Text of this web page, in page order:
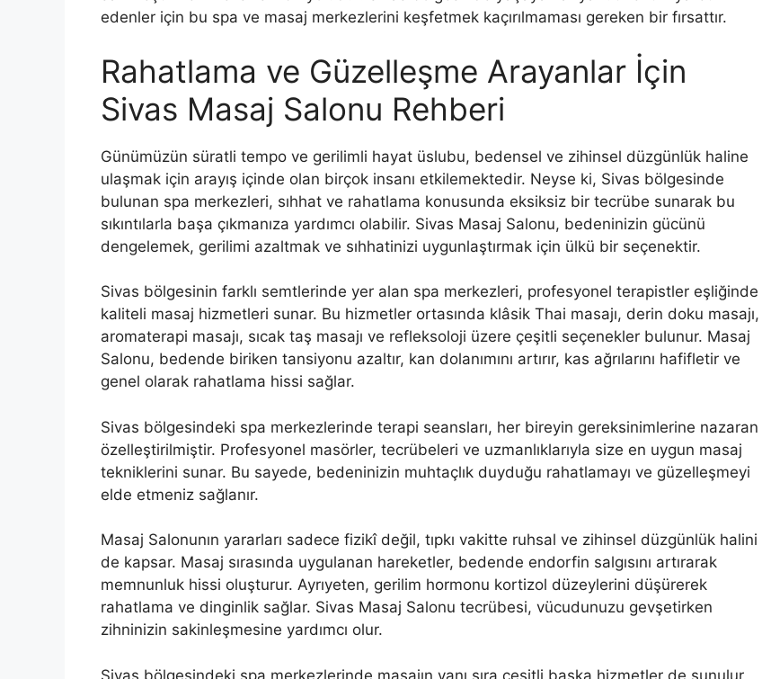
edenler için bu spa ve masaj merkezlerini keşfetmek kaçırılmaması gereken bir fırsattır.
Rahatlama ve Güzelleşme Arayanlar İçin
Sivas Masaj Salonu Rehberi
Günümüzün süratli tempo ve gerilimli hayat üslubu, bedensel ve zihinsel düzgünlük haline
ulaşmak için arayış içinde olan birçok insanı etkilemektedir. Neyse ki, Sivas bölgesinde
bulunan spa merkezleri, sıhhat ve rahatlama konusunda eksiksiz bir tecrübe sunarak bu
sıkıntılarla başa çıkmanıza yardımcı olabilir. Sivas Masaj Salonu, bedeninizin gücünü
dengelemek, gerilimi azaltmak ve sıhhatinizi uygunlaştırmak için ülkü bir seçenektir.
Sivas bölgesinin farklı semtlerinde yer alan spa merkezleri, profesyonel terapistler eşliğinde
kaliteli masaj hizmetleri sunar. Bu hizmetler ortasında klâsik Thai masajı, derin doku masajı,
aromaterapi masajı, sıcak taş masajı ve refleksoloji üzere çeşitli seçenekler bulunur. Masaj
Salonu, bedende biriken tansiyonu azaltır, kan dolanımını artırır, kas ağrılarını hafifletir ve
genel olarak rahatlama hissi sağlar.
Sivas bölgesindeki spa merkezlerinde terapi seansları, her bireyin gereksinimlerine nazaran
özelleştirilmiştir. Profesyonel masörler, tecrübeleri ve uzmanlıklarıyla size en uygun masaj
tekniklerini sunar. Bu sayede, bedeninizin muhtaçlık duyduğu rahatlamayı ve güzelleşmeyi
elde etmeniz sağlanır.
Masaj Salonunın yararları sadece fizikî değil, tıpkı vakitte ruhsal ve zihinsel düzgünlük halini
de kapsar. Masaj sırasında uygulanan hareketler, bedende endorfin salgısını artırarak
memnunluk hissi oluşturur. Ayrıyeten, gerilim hormonu kortizol düzeylerini düşürerek
rahatlama ve dinginlik sağlar. Sivas Masaj Salonu tecrübesi, vücudunuzu gevşetirken
zihninizin sakinleşmesine yardımcı olur.
Sivas bölgesindeki spa merkezlerinde masajın yanı sıra çeşitli başka hizmetler de sunulur.